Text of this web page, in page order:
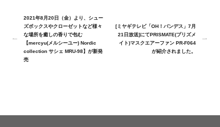
2021年8月20日（金）より、シュー
ズボックスやクローゼットなど様々
な場所を癒しの香りで包む
【mercyu(メルシーユー) Nordic
collection サシェ MRU-98】が新発
売
[ミヤギテレビ「OH！バンデス」7月
21日放送]にてPRISMATE(プリズメ
イト)マスクエアーファン PR-F064
が紹介されました。